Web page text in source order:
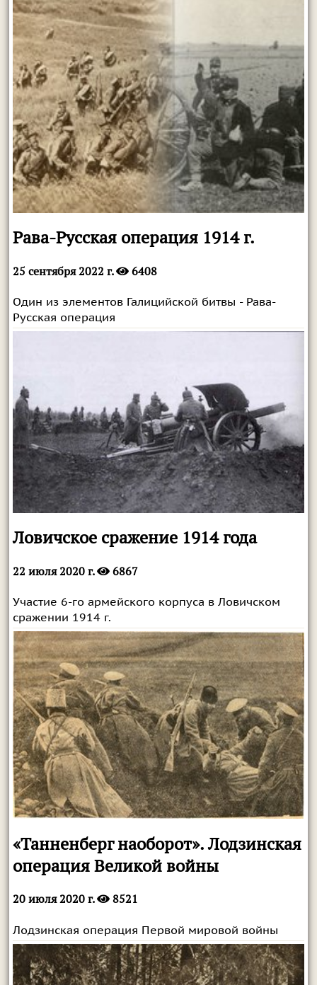
Рава-Русская операция 1914 г.
25 сентября 2022 г. 6408
Один из элементов Галицийской битвы - Рава-
Русская операция
Ловичское сражение 1914 года
22 июля 2020 г. 6867
Участие 6-го армейского корпуса в Ловичском
сражении 1914 г.
«Танненберг наоборот». Лодзинская
операция Великой войны
20 июля 2020 г. 8521
Лодзинская операция Первой мировой войны